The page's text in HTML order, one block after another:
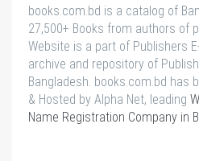
books.com.bd is a catalog of
27,500+ Books from authors of
Website is a part of Publishers
archive and repository of
Bangladesh. books.com.bd has
& Hosted by Alpha Net, leading
Name Registration Company in